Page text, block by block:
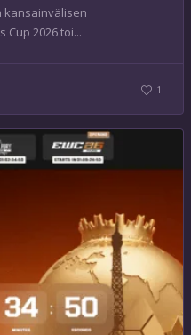
kansainvälisen
2026 toi...
1